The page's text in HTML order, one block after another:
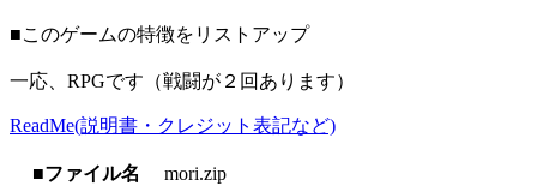
■このゲームの特徴をリストアップ
一応、RPGです（戦闘が２回あります）
ReadMe(説明書・クレジット表記など)
■ファイル名
mori.zip